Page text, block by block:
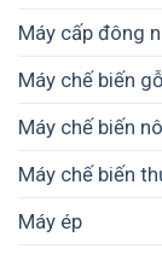
Máy cấp đông
Máy chế biến gỗ
Máy chế biến
Máy chế biến
Máy ép